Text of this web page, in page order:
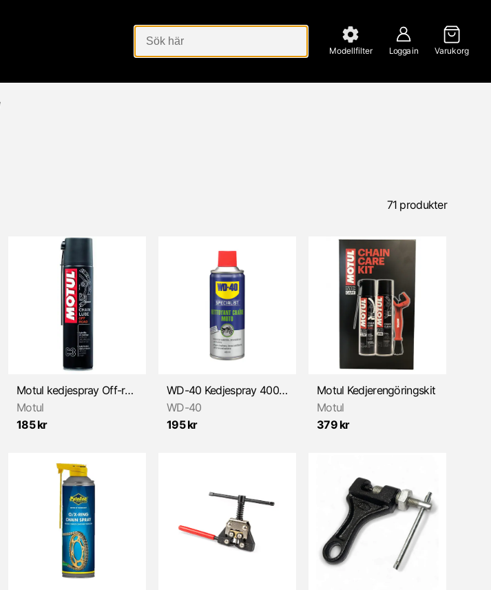
Modellfilter Logga in Varukorg
71 produkter
Motul kedjespray Off-road 400ml
Motul
185 kr
WD-40 Kedjespray 400ml
WD-40
195 kr
Motul Kedjerengöringskit
Motul
379 kr